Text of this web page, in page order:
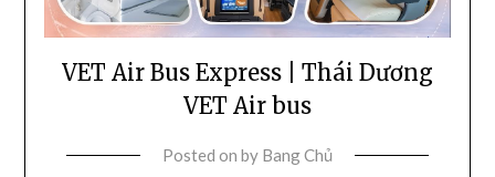
VET Air Bus Express | Thái Dương
VET Air bus
Posted on by Bang Chủ